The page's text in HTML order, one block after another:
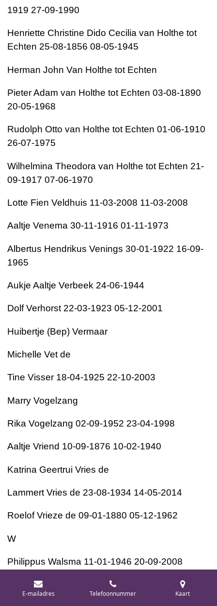
1919 27-09-1990
Henriette Christine Dido Cecilia van Holthe tot
Echten 25-08-1856 08-05-1945
Herman John Van Holthe tot Echten
Pieter Adam van Holthe tot Echten 03-08-1890
20-05-1968
Rudolph Otto van Holthe tot Echten 01-06-1910
26-07-1975
Wilhelmina Theodora van Holthe tot Echten 21-
09-1917 07-06-1970
Lotte Fien Veldhuis 11-03-2008 11-03-2008
Aaltje Venema 30-11-1916 01-11-1973
Albertus Hendrikus Venings 30-01-1922 16-09-
1965
Aukje Aaltje Verbeek 24-06-1944
Dolf Verhorst 22-03-1923 05-12-2001
Huibertje (Bep) Vermaar
Michelle Vet de
Tine Visser 18-04-1925 22-10-2003
Marry Vogelzang
Rika Vogelzang 02-09-1952 23-04-1998
Aaltje Vriend 10-09-1876 10-02-1940
Katrina Geertrui Vries de
Lammert Vries de 23-08-1934 14-05-2014
Roelof Vrieze de 09-01-1880 05-12-1962
W
Philippus Walsma 11-01-1946 20-09-2008
Harm Waninge 07-10-1934 29-09-1966
E-mailadres Telefoonnummer Kaart